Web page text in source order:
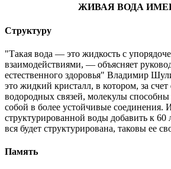
ЖИВАЯ ВОДА
Структуру
"Такая вода — это жидкость с
взаимодействиями, — объясняет
естественного здоровья" Владимир
это жидкий кристалл, в котором, за счет
водородных связей, молекулы
собой в более устойчивые соединения.
структурированной воды добавить к
вся будет структурирована, таковы ее
Память